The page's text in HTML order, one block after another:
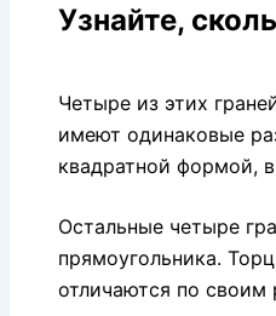
Узнайте,
Четыре из этих
имеют одинаковые
квадратной формой,
Остальные четыре
прямоугольника.
отличаются по своим